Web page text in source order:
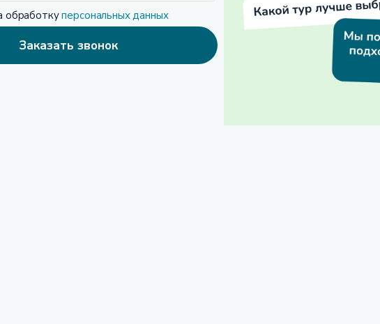
обработкуперсональных данных
Заказать звонок